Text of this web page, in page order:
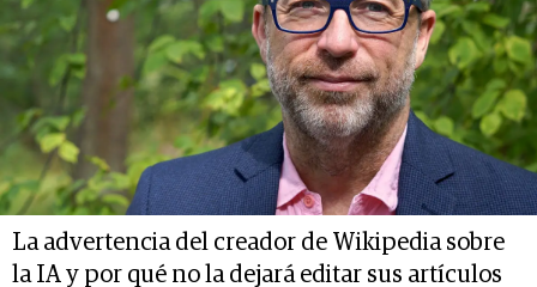
La advertencia del creador de Wikipedia sobre
la IA y por qué no la dejará editar sus artículos